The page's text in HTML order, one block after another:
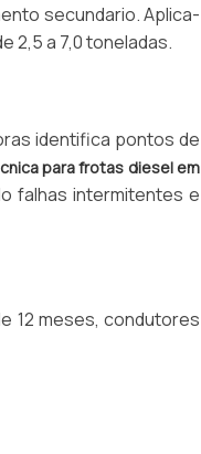
secundario. Aplica-
2,5 a 7,0 toneladas.
identifica pontos de
para frotas diesel em
falhas intermitentes e
12 meses, condutores